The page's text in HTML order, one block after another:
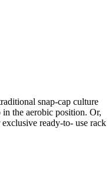
snap-cap culture
the aerobic position. Or,
ready-to- use rack